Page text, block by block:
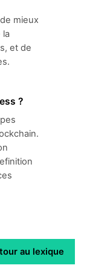
mieux
la
et de
?
au lexique